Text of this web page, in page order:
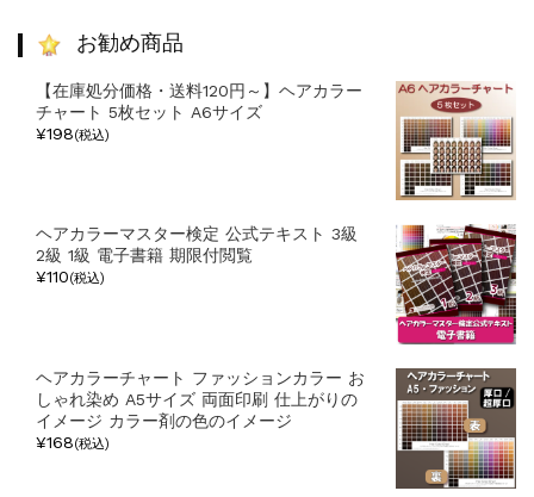
お勧め商品
【在庫処分価格・送料120円～】ヘアカラー
チャート 5枚セット A6サイズ
¥198(税込)
ヘアカラーマスター検定 公式テキスト 3級
2級 1級 電子書籍 期限付閲覧
¥110(税込)
ヘアカラーチャート ファッションカラー お
しゃれ染め A5サイズ 両面印刷 仕上がりの
イメージ カラー剤の色のイメージ
¥168(税込)